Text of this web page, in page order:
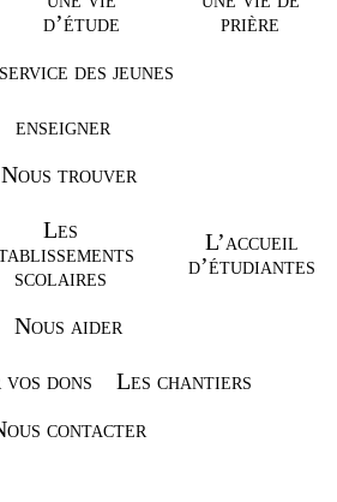
d’étude
prière
des jeunes
enseigner
Nous trouver
Les
scolaires
L’accueil
d’étudiantes
Nous aider
dons
Les chantiers
contacter